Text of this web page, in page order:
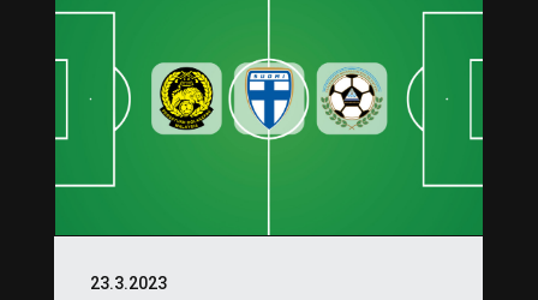
23.3.2023